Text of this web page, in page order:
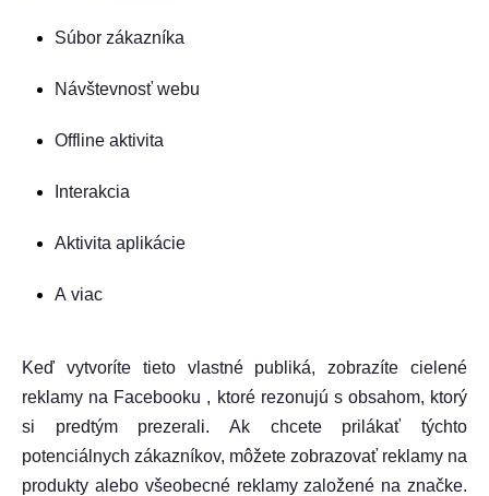
Súbor zákazníka
Návštevnosť webu
Offline aktivita
Interakcia
Aktivita aplikácie
A viac
Keď vytvoríte tieto vlastné publiká, zobrazíte cielené
reklamy na Facebooku , ktoré rezonujú s obsahom, ktorý
si predtým prezerali. Ak chcete prilákať týchto
potenciálnych zákazníkov, môžete zobrazovať reklamy na
produkty alebo všeobecné reklamy založené na značke.